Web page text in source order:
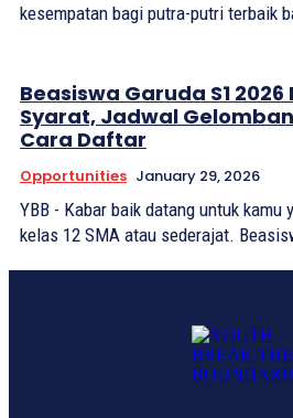
kesempatan bagi putra-putri terbaik
Beasiswa Garuda S1 2026
Syarat, Jadwal
Cara Daftar
Opportunities January 29, 2026
YBB - Kabar baik datang untuk kamu
kelas 12 SMA atau sederajat.